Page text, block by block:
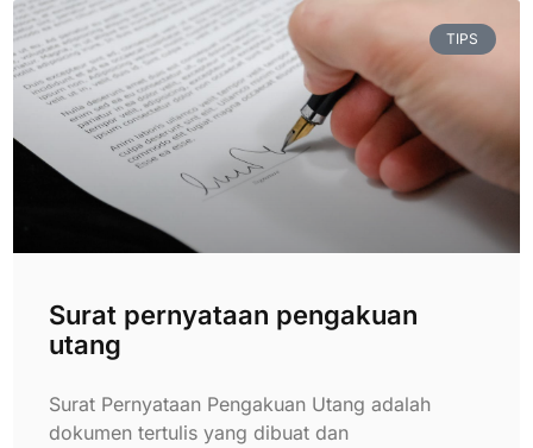
TIPS
Surat pernyataan pengakuan
utang
Surat Pernyataan Pengakuan Utang adalah
dokumen tertulis yang dibuat dan